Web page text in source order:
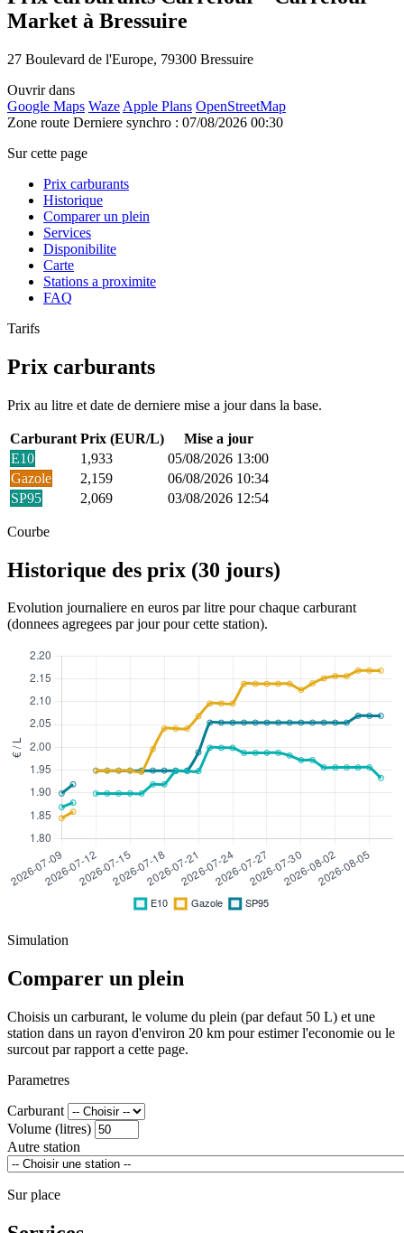
Market à Bressuire
27 Boulevard de l'Europe, 79300 Bressuire
Ouvrir dans
Google Maps Waze Apple Plans OpenStreetMap
Zone route Derniere synchro : 07/08/2026 00:30
Sur cette page
Prix carburants
Historique
Comparer un plein
Services
Disponibilite
Carte
Stations a proximite
FAQ
Tarifs
Prix carburants
Prix au litre et date de derniere mise a jour dans la base.
Carburant Prix (EUR/L)
Mise a jour
E10
1,933
05/08/2026 13:00
Gazole
2,159
06/08/2026 10:34
SP95
2,069 03/08/2026 12:54
Courbe
Historique des prix (30 jours)
Evolution journaliere en euros par litre pour chaque carburant
(donnees agregees par jour pour cette station).
Simulation
Comparer un plein
Choisis un carburant, le volume du plein (par defaut 50 L) et une
station dans un rayon d'environ 20 km pour estimer l'economie ou le
surcout par rapport a cette page.
Parametres
Carburant
Volume (litres)
Autre station
Sur place